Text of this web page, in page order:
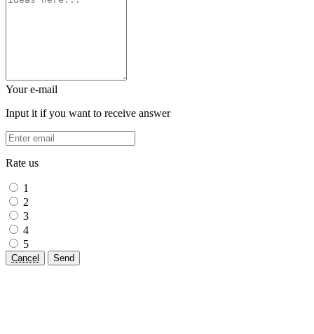
Your e-mail
Input it if you want to receive answer
Rate us
1
2
3
4
5
Cancel Send